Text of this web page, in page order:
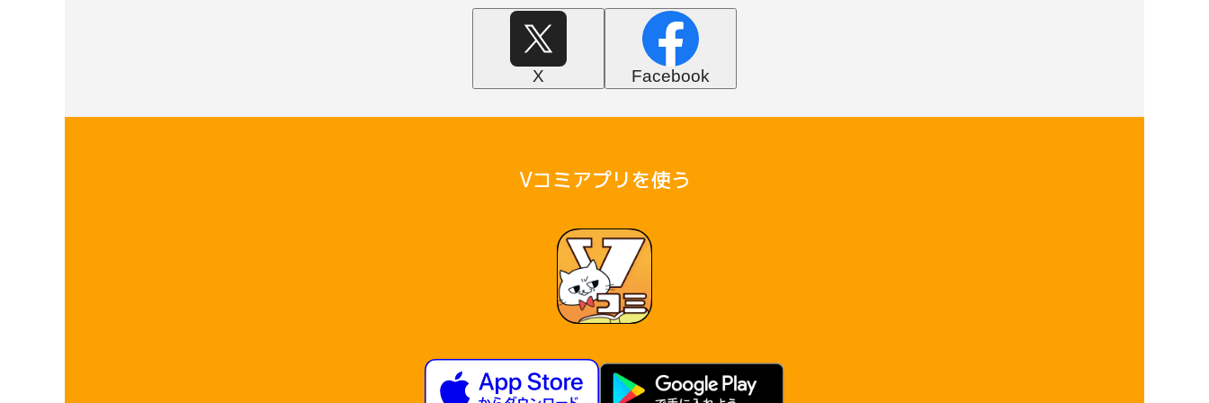
X Facebook
Vコミアプリを使う